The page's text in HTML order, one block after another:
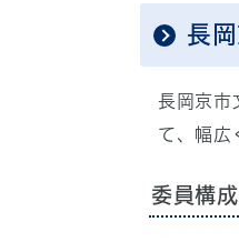
長
長岡京市
て、幅広
委員構成